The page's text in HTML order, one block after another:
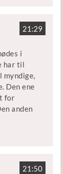
tungt
Lærere
i privat
et
Moldt,
og
21:29
i
har til
myndige,
Den ene
for
anden
21:50